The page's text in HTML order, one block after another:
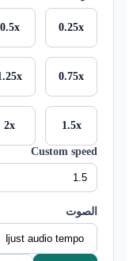
Custom speed